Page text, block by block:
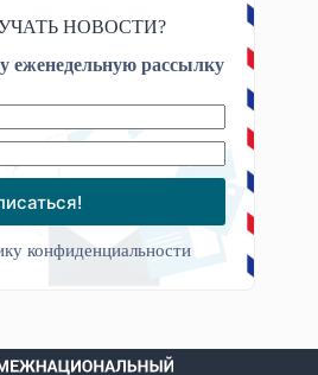
НОВОСТИ?
еженедельную рассылку
конфиденциальности